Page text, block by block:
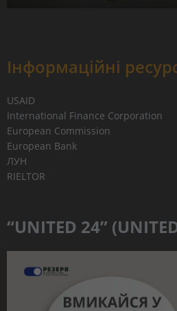
Інформаційні
USAID
International Finance Corporation
European Commission
European Bank
ЛУН
RIELTOR
“UNITED 24”